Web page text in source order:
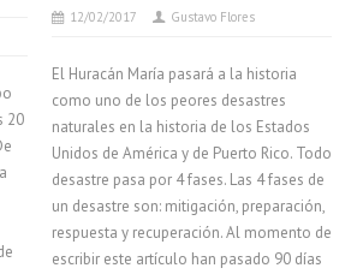
20
12/02/2017 Gustavo Flores
El Huracán María pasará a la historia
como uno de los peores desastres
naturales en la historia de los Estados
Unidos de América y de Puerto Rico. Todo
desastre pasa por 4 fases. Las 4 fases de
un desastre son: mitigación, preparación,
respuesta y recuperación. Al momento de
escribir este artículo han pasado 90 días